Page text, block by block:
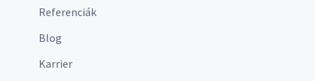
Referenciák
Blog
Karrier